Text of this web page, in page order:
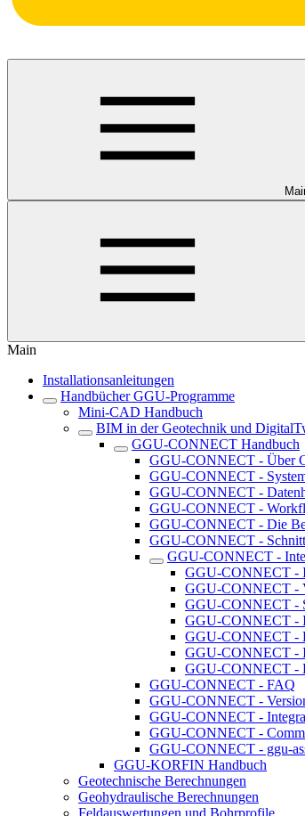
Main
Installationsanleitungen
Handbücher GGU-Programme
Mini-CAD Handbuch
BIM in der Geotechnik und
GGU-CONNECT Handbuch
GGU-CONNECT - Über
GGU-CONNECT -
GGU-CONNECT -
GGU-CONNECT -
GGU-CONNECT - Die
GGU-CONNECT -
GGU-CONNECT -
GGU-CONNECT -
GGU-CONNECT -
GGU-CONNECT -
GGU-CONNECT -
GGU-CONNECT -
GGU-CONNECT -
GGU-CONNECT -
GGU-CONNECT - FAQ
GGU-CONNECT -
GGU-CONNECT -
GGU-CONNECT -
GGU-CONNECT - ggu-
GGU-KORFIN Handbuch
Geotechnische Berechnungen
Geohydraulische Berechnungen
Feldauswertungen und Bohrprofile